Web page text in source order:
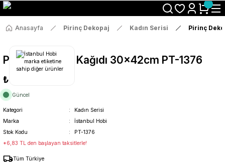
Size Özel "HG10" Koduyla Sepette Hemen %10 İndirimi Kaçırma
Anasayfa Pirinç Dekopaj Kadın Serisi Pirinç
Pirinç Dekopaj Kağıdı 30x42cm PT-1376
₺36
Güncel
Kategori
Kadın Serisi
Marka
İstanbul Hobi
Stok Kodu
PT-1376
*6,83 TL den başlayan taksitlerle!
Tüm Türkiye